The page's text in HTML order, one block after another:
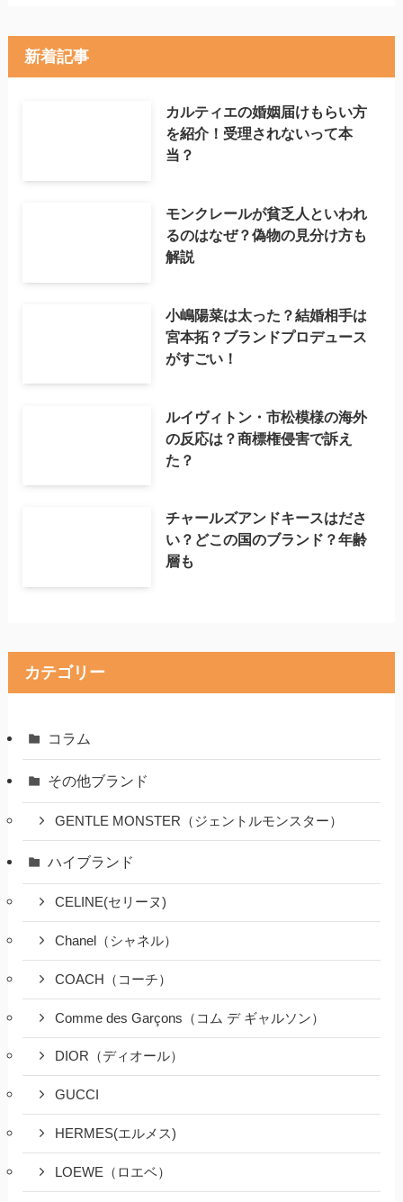
新着記事
カルティエの婚姻届けもらい方
を紹介！受理されないって本
当？
モンクレールが貧乏人といわれ
るのはなぜ？偽物の見分け方も
解説
小嶋陽菜は太った？結婚相手は
宮本拓？ブランドプロデュース
がすごい！
ルイヴィトン・市松模様の海外
の反応は？商標権侵害で訴え
た？
チャールズアンドキースはださ
い？どこの国のブランド？年齢
層も
カテゴリー
コラム
その他ブランド
GENTLE MONSTER（ジェントルモンスター）
ハイブランド
CELINE(セリーヌ)
Chanel（シャネル）
COACH（コーチ）
Comme des Garçons（コム デ ギャルソン）
DIOR（ディオール）
GUCCI
HERMES(エルメス)
LOEWE（ロエベ）